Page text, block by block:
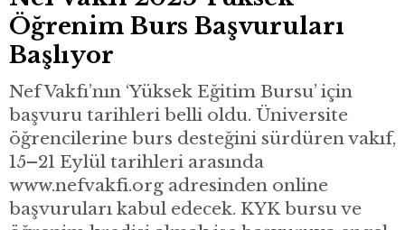
Öğrenim Burs Başvuruları
Başlıyor
Nef Vakfı’nın ‘Yüksek Eğitim Bursu’ için
başvuru tarihleri belli oldu. Üniversite
öğrencilerine burs desteğini sürdüren vakıf,
15–21 Eylül tarihleri arasında
www.nefvakfi.org adresinden online
başvuruları kabul edecek. KYK bursu ve